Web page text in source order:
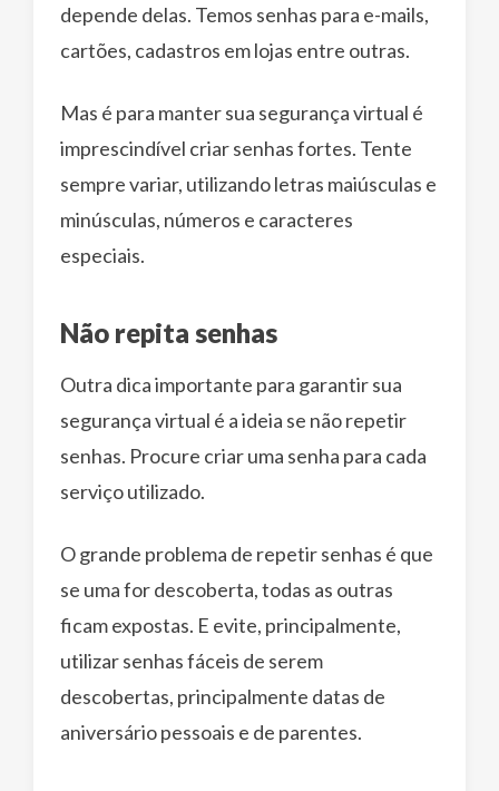
depende delas. Temos senhas para e-mails,
cartões, cadastros em lojas entre outras.
Mas é para manter sua segurança virtual é
imprescindível criar senhas fortes. Tente
sempre variar, utilizando letras maiúsculas e
minúsculas, números e caracteres
especiais.
Não repita senhas
Outra dica importante para garantir sua
segurança virtual é a ideia se não repetir
senhas. Procure criar uma senha para cada
serviço utilizado.
O grande problema de repetir senhas é que
se uma for descoberta, todas as outras
ficam expostas. E evite, principalmente,
utilizar senhas fáceis de serem
descobertas, principalmente datas de
aniversário pessoais e de parentes.